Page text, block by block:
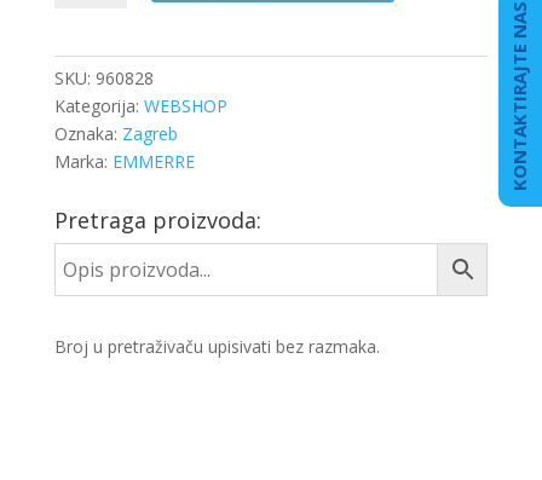
SKU: 960828
Kategorija: WEBSHOP
Oznaka: Zagreb
Marka: EMMERRE
Pretraga proizvoda:
Broj u pretraživaču upisivati bez razmaka.
KONTAKTIRAJTE NAS